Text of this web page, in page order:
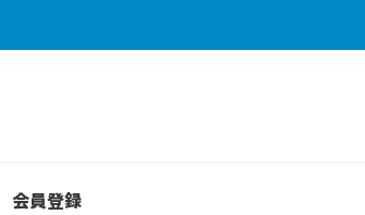
会員登録